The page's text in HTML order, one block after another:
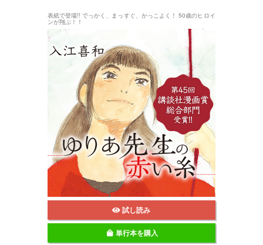
表紙で登場!! でっかく、まっすぐ、かっこよく！ 50歳のヒロイ
ンが翔ぶ！！
試し読み
単行本を購入